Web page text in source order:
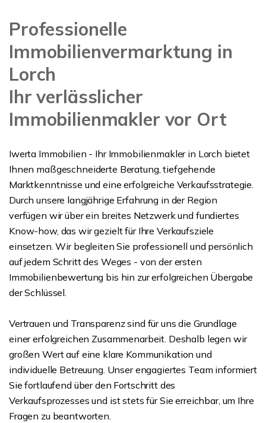
Professionelle
Immobilienvermarktung in
Lorch
Ihr verlässlicher
Immobilienmakler vor Ort
Iwerta Immobilien - Ihr Immobilienmakler in Lorch bietet
Ihnen maßgeschneiderte Beratung, tiefgehende
Marktkenntnisse und eine erfolgreiche Verkaufsstrategie.
Durch unsere langjährige Erfahrung in der Region
verfügen wir über ein breites Netzwerk und fundiertes
Know-how, das wir gezielt für Ihre Verkaufsziele
einsetzen. Wir begleiten Sie professionell und persönlich
auf jedem Schritt des Weges - von der ersten
Immobilienbewertung bis hin zur erfolgreichen Übergabe
der Schlüssel.
Vertrauen und Transparenz sind für uns die Grundlage
einer erfolgreichen Zusammenarbeit. Deshalb legen wir
großen Wert auf eine klare Kommunikation und
individuelle Betreuung. Unser engagiertes Team informiert
Sie fortlaufend über den Fortschritt des
Verkaufsprozesses und ist stets für Sie erreichbar, um Ihre
Fragen zu beantworten.